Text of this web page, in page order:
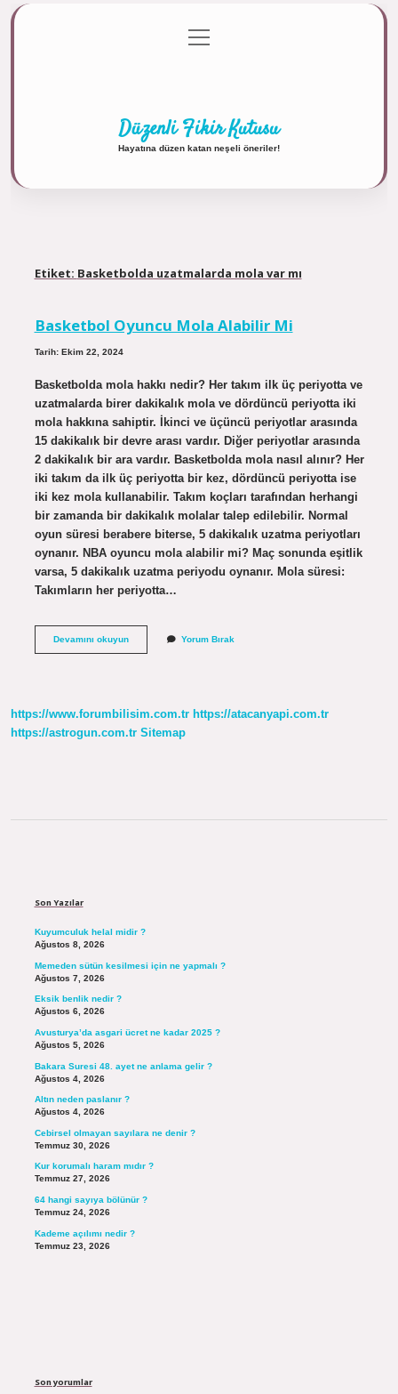
Gizlilik Politikası
menüyü
aç
Düzenli Fikir Kutusu
Hayatına düzen katan neşeli öneriler!
Etiket: Basketbolda uzatmalarda mola var mı
Basketbol Oyuncu Mola Alabilir Mi
Tarih: Ekim 22, 2024
Basketbolda mola hakkı nedir? Her takım ilk üç periyotta ve
uzatmalarda birer dakikalık mola ve dördüncü periyotta iki
mola hakkına sahiptir. İkinci ve üçüncü periyotlar arasında
15 dakikalık bir devre arası vardır. Diğer periyotlar arasında
2 dakikalık bir ara vardır. Basketbolda mola nasıl alınır? Her
iki takım da ilk üç periyotta bir kez, dördüncü periyotta ise
iki kez mola kullanabilir. Takım koçları tarafından herhangi
bir zamanda bir dakikalık molalar talep edilebilir. Normal
oyun süresi berabere biterse, 5 dakikalık uzatma periyotları
oynanır. NBA oyuncu mola alabilir mi? Maç sonunda eşitlik
varsa, 5 dakikalık uzatma periyodu oynanır. Mola süresi:
Takımların her periyotta…
Devamını okuyunBasketbol
Yorum Bırak
https://www.forumbilisim.com.tr https://atacanyapi.com.tr
https://astrogun.com.tr Sitemap
Son Yazılar
Kuyumculuk helal midir ?
Ağustos 8, 2026
Memeden sütün kesilmesi için ne yapmalı ?
Ağustos 7, 2026
Eksik benlik nedir ?
Ağustos 6, 2026
Avusturya’da asgari ücret ne kadar 2025 ?
Ağustos 5, 2026
Bakara Suresi 48. ayet ne anlama gelir ?
Ağustos 4, 2026
Altın neden paslanır ?
Ağustos 4, 2026
Cebirsel olmayan sayılara ne denir ?
Temmuz 30, 2026
Kur korumalı haram mıdır ?
Temmuz 27, 2026
64 hangi sayıya bölünür ?
Temmuz 24, 2026
Kademe açılımı nedir ?
Temmuz 23, 2026
Son yorumlar